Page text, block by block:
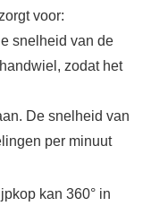
voor:
snelheid van de
zodat het
De snelheid van
per minuut
kan 360° in